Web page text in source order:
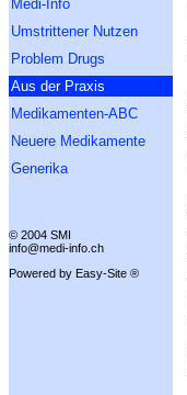
Medi-Info
Umstrittener Nutzen
Problem Drugs
Aus der Praxis
Medikamenten-ABC
Neuere Medikamente
Generika
© 2004 SMI
info@medi-info.ch
Powered by Easy-Site ®